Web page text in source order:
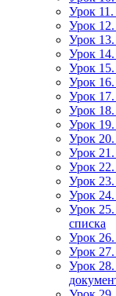
Урок 11.
Урок 12.
Урок
Урок
Урок
Урок
Урок
Урок
Урок
Урок
Урок
Урок 22.
Урок
Урок 24.
Урок
списка
Урок
Урок
Урок 28.